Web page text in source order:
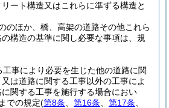
ート構造又はこれらに準ずる構造と
のほか、橋、高架の道路その他これら
構造の基準に関し必要な事項は、規
工事により必要を生じた他の道路に関
は道路に関する工事以外の工事によ
関する工事を施行する場合におい
までの規定(第8条 第16条 第17条